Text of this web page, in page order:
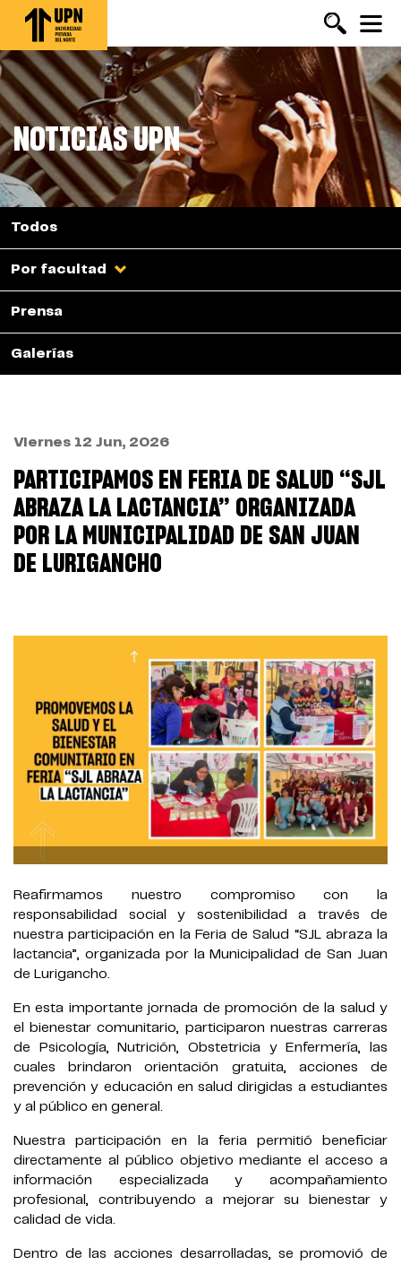
Pasar
contenido
principal
NOTICIAS UPN
Todos
Por facultad
Prensa
Galerías
Viernes 12 Jun, 2026
PARTICIPAMOS EN FERIA DE SALUD “SJL
ABRAZA LA LACTANCIA” ORGANIZADA
POR LA MUNICIPALIDAD DE SAN JUAN
DE LURIGANCHO
Reafirmamos nuestro compromiso con la
responsabilidad social y sostenibilidad a través de
nuestra participación en la Feria de Salud “SJL abraza la
lactancia”, organizada por la Municipalidad de San Juan
de Lurigancho.
En esta importante jornada de promoción de la salud y
el bienestar comunitario, participaron nuestras carreras
de Psicología, Nutrición, Obstetricia y Enfermería, las
cuales brindaron orientación gratuita, acciones de
prevención y educación en salud dirigidas a estudiantes
y al público en general.
Nuestra participación en la feria permitió beneficiar
directamente al público objetivo mediante el acceso a
información especializada y acompañamiento
profesional, contribuyendo a mejorar su bienestar y
calidad de vida.
Dentro de las acciones desarrolladas, se promovió de